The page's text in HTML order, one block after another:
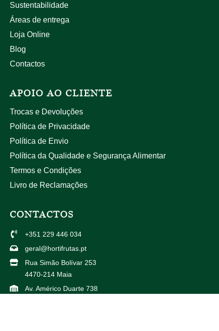
Sustentabilidade
Áreas de entrega
Loja Online
Blog
Contactos
APOIO AO CLIENTE
Trocas e Devoluções
Política de Privacidade
Política de Envio
Política da Qualidade e Segurança Alimentar
Termos e Condições
Livro de Reclamações
CONTACTOS
+351 229 446 034
geral@hortifrutas.pt
Rua Simão Bolívar 253
4470-214 Maia
Av. Américo Duarte 738